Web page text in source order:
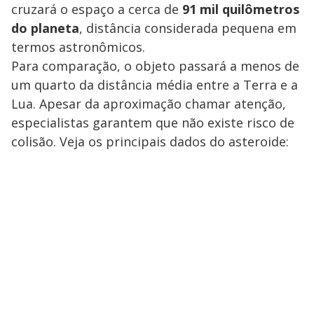
cruzará o espaço a cerca de 91 mil quilômetros
do planeta, distância considerada pequena em
termos astronômicos.
Para comparação, o objeto passará a menos de
um quarto da distância média entre a Terra e a
Lua. Apesar da aproximação chamar atenção,
especialistas garantem que não existe risco de
colisão. Veja os principais dados do asteroide: